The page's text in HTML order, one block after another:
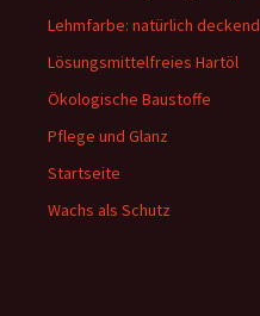
Lehmfarbe: natürlich deckend
Lösungsmittelfreies Hartöl
Ökologische Baustoffe
Pflege und Glanz
Startseite
Wachs als Schutz